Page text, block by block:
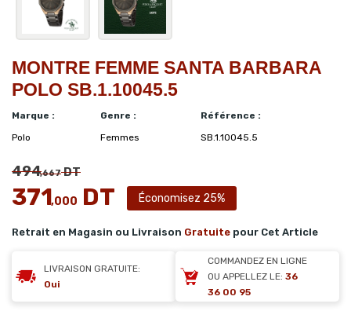
MONTRE FEMME SANTA BARBARA
POLO SB.1.10045.5
Marque :
Polo
Genre :
Femmes
Référence :
SB.1.10045.5
494,667DT
371,000 DT Économisez 25%
Retrait en Magasin ou Livraison Gratuite pour Cet Article
LIVRAISON GRATUITE:
Oui
COMMANDEZ EN LIGNE
OU APPELLEZ LE: 36
36 00 95